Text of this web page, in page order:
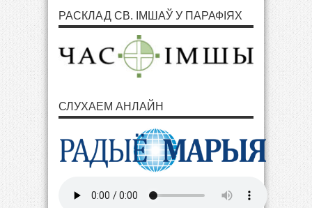
РАСКЛАД СВ. ІМШАЎ У ПАРАФІЯХ
СЛУХАЕМ АНЛАЙН